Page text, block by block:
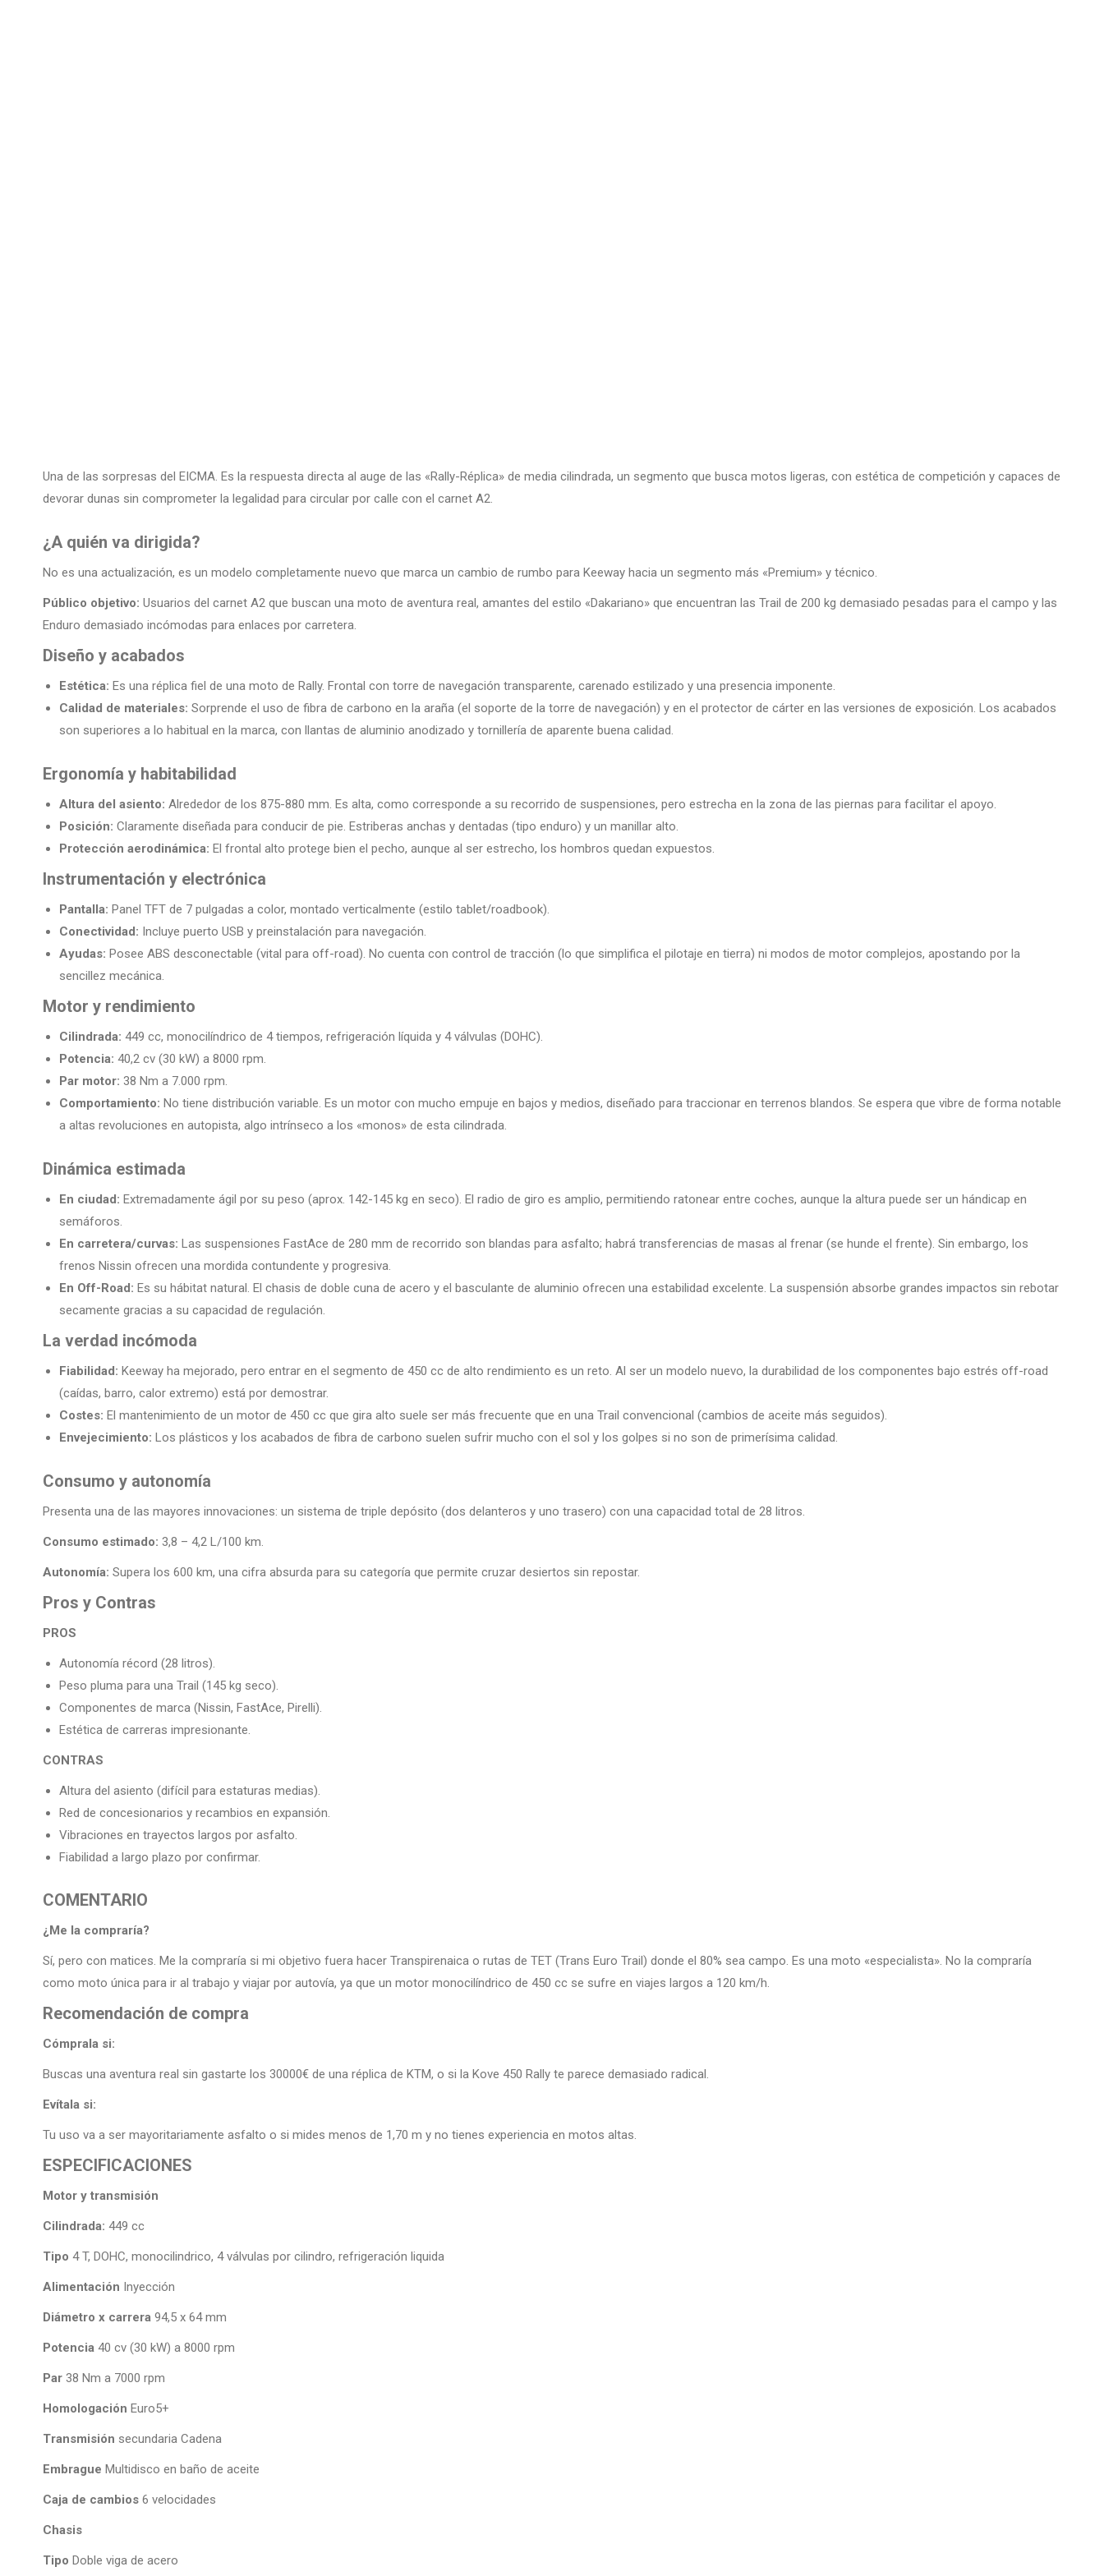
Una de las sorpresas del EICMA. Es la respuesta directa al auge de las «Rally-Réplica» de media cilindrada, un segmento que busca motos ligeras, con estética de competición y capaces de
devorar dunas sin comprometer la legalidad para circular por calle con el carnet A2.
¿A quién va dirigida?
No es una actualización, es un modelo completamente nuevo que marca un cambio de rumbo para Keeway hacia un segmento más «Premium» y técnico.
Público objetivo: Usuarios del carnet A2 que buscan una moto de aventura real, amantes del estilo «Dakariano» que encuentran las Trail de 200 kg demasiado pesadas para el campo y las
Enduro demasiado incómodas para enlaces por carretera.
Diseño y acabados
Estética: Es una réplica fiel de una moto de Rally. Frontal con torre de navegación transparente, carenado estilizado y una presencia imponente.
Calidad de materiales: Sorprende el uso de fibra de carbono en la araña (el soporte de la torre de navegación) y en el protector de cárter en las versiones de exposición. Los acabados
son superiores a lo habitual en la marca, con llantas de aluminio anodizado y tornillería de aparente buena calidad.
Ergonomía y habitabilidad
Altura del asiento: Alrededor de los 875-880 mm. Es alta, como corresponde a su recorrido de suspensiones, pero estrecha en la zona de las piernas para facilitar el apoyo.
Posición: Claramente diseñada para conducir de pie. Estriberas anchas y dentadas (tipo enduro) y un manillar alto.
Protección aerodinámica: El frontal alto protege bien el pecho, aunque al ser estrecho, los hombros quedan expuestos.
Instrumentación y electrónica
Pantalla: Panel TFT de 7 pulgadas a color, montado verticalmente (estilo tablet/roadbook).
Conectividad: Incluye puerto USB y preinstalación para navegación.
Ayudas: Posee ABS desconectable (vital para off-road). No cuenta con control de tracción (lo que simplifica el pilotaje en tierra) ni modos de motor complejos, apostando por la
sencillez mecánica.
Motor y rendimiento
Cilindrada: 449 cc, monocilíndrico de 4 tiempos, refrigeración líquida y 4 válvulas (DOHC).
Potencia: 40,2 cv (30 kW) a 8000 rpm.
Par motor: 38 Nm a 7.000 rpm.
Comportamiento: No tiene distribución variable. Es un motor con mucho empuje en bajos y medios, diseñado para traccionar en terrenos blandos. Se espera que vibre de forma notable
a altas revoluciones en autopista, algo intrínseco a los «monos» de esta cilindrada.
Dinámica estimada
En ciudad: Extremadamente ágil por su peso (aprox. 142-145 kg en seco). El radio de giro es amplio, permitiendo ratonear entre coches, aunque la altura puede ser un hándicap en
semáforos.
En carretera/curvas: Las suspensiones FastAce de 280 mm de recorrido son blandas para asfalto; habrá transferencias de masas al frenar (se hunde el frente). Sin embargo, los
frenos Nissin ofrecen una mordida contundente y progresiva.
En Off-Road: Es su hábitat natural. El chasis de doble cuna de acero y el basculante de aluminio ofrecen una estabilidad excelente. La suspensión absorbe grandes impactos sin rebotar
secamente gracias a su capacidad de regulación.
La verdad incómoda
Fiabilidad: Keeway ha mejorado, pero entrar en el segmento de 450 cc de alto rendimiento es un reto. Al ser un modelo nuevo, la durabilidad de los componentes bajo estrés off-road
(caídas, barro, calor extremo) está por demostrar.
Costes: El mantenimiento de un motor de 450 cc que gira alto suele ser más frecuente que en una Trail convencional (cambios de aceite más seguidos).
Envejecimiento: Los plásticos y los acabados de fibra de carbono suelen sufrir mucho con el sol y los golpes si no son de primerísima calidad.
Consumo y autonomía
Presenta una de las mayores innovaciones: un sistema de triple depósito (dos delanteros y uno trasero) con una capacidad total de 28 litros.
Consumo estimado: 3,8 – 4,2 L/100 km.
Autonomía: Supera los 600 km, una cifra absurda para su categoría que permite cruzar desiertos sin repostar.
Pros y Contras
PROS
Autonomía récord (28 litros).
Peso pluma para una Trail (145 kg seco).
Componentes de marca (Nissin, FastAce, Pirelli).
Estética de carreras impresionante.
CONTRAS
Altura del asiento (difícil para estaturas medias).
Red de concesionarios y recambios en expansión.
Vibraciones en trayectos largos por asfalto.
Fiabilidad a largo plazo por confirmar.
COMENTARIO
¿Me la compraría?
Sí, pero con matices. Me la compraría si mi objetivo fuera hacer Transpirenaica o rutas de TET (Trans Euro Trail) donde el 80% sea campo. Es una moto «especialista». No la compraría
como moto única para ir al trabajo y viajar por autovía, ya que un motor monocilíndrico de 450 cc se sufre en viajes largos a 120 km/h.
Recomendación de compra
Cómprala si:
Buscas una aventura real sin gastarte los 30000€ de una réplica de KTM, o si la Kove 450 Rally te parece demasiado radical.
Evítala si:
Tu uso va a ser mayoritariamente asfalto o si mides menos de 1,70 m y no tienes experiencia en motos altas.
ESPECIFICACIONES
Motor y transmisión
Cilindrada: 449 cc
Tipo 4 T, DOHC, monocilindrico, 4 válvulas por cilindro, refrigeración liquida
Alimentación Inyección
Diámetro x carrera 94,5 x 64 mm
Potencia 40 cv (30 kW) a 8000 rpm
Par 38 Nm a 7000 rpm
Homologación Euro5+
Transmisión secundaria Cadena
Embrague Multidisco en baño de aceite
Caja de cambios 6 velocidades
Chasis
Tipo Doble viga de acero